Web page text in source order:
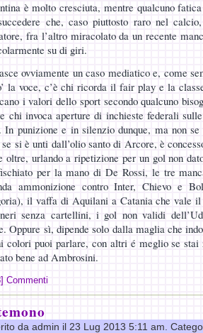
è molto cresciuta, mentre qualcuno
che, caso piuttosto raro nel
fra l’altro miracolato da un recente
su di giri.
ovviamente un caso mediatico e, come
la voce, c’è chi ricorda il fair play e la
i valori dello sport secondo qualcuno
chi invoca aperture di inchieste federali
In punizione e in silenzio dunque, ma non
se si è unti dall’olio santo di Arcore, è
oltre, urlando a ripetizione per un gol non
per la mano di De Rossi, le tre
ammonizione contro Inter, Chievo e
il vaffa di Aquilani a Catania che vale
senza cartellini, i gol non validi
Oppure sì, dipende solo dalla maglia che
colori puoi parlare, con altri é meglio se stai
bene ad Ambrosini.
Commenti
da admin il 23 Lug 2013 5:11 am.